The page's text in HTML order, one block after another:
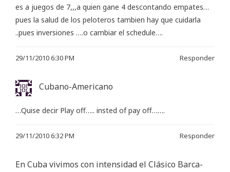
es a juegos de 7,,,a quien gane 4 descontando empates…
pues la salud de los peloteros tambien hay que cuidarla
..pues inversiones ….o cambiar el schedule….
29/11/2010 6:30 PM Responder
Cubano-Americano
…Quise decir Play off….. insted of pay off…….
29/11/2010 6:32 PM Responder
En Cuba vivimos con intensidad el Clásico Barca-